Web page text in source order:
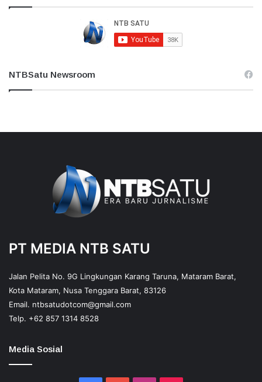
NTBSatu Newsroom
PT MEDIA NTB SATU
Jalan Pelita No. 9G Lingkungan Karang Taruna, Mataram Barat,
Kota Mataram, Nusa Tenggara Barat, 83126
Email. ntbsatudotcom@gmail.com
Telp. +62 857 1314 8528
Media Sosial